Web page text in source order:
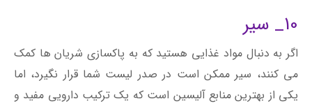
10_ سیر
اگر به دنبال مواد غذایی هستید که به پاکسازی شریان ها کمک
می کنند، سیر ممکن است در صدر لیست شما قرار نگیرد، اما
یکی از بهترین منابع آلیسین است که یک ترکیب دارویی مفید و